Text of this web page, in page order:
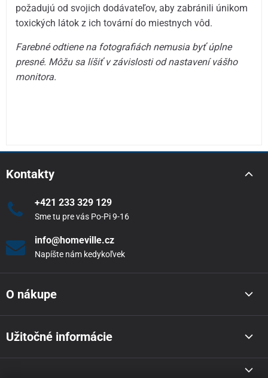
požadujú od svojich dodávateľov, aby zabránili únikom
toxických látok z ich tovární do miestnych vôd.
Farebné odtiene na fotografiách nemusia byť úplne
presné. Môžu sa líšiť v závislosti od nastavení vášho
monitora.
Kontakty
+421 233 329 129
Sme tu pre vás Po-Pi 9-16
info@homeville.cz
Napíšte nám kedykoľvek
O nákupe
Užitočné informácie